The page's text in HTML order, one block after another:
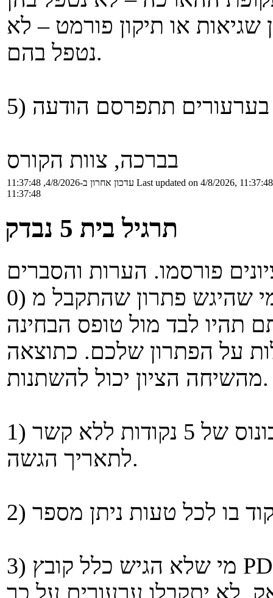
או תיקון פורמט – לא
נטפל בהם.
בברכה, צוות הקורס
עדכון אחרון ב-4/8/2026, 11:37:48 Last updated on 4/8/2026, 11:37:48
11:37:48
תרגיל בית 5 נבדק
על הפתרון שלכם. כתוצאה
מהשיחה הציון יכול להשתנות.
1) כל מי שהגיש/ה את ת''ב 5 - קיבל בונוס של 5 נקודות ללא קשר
לתאריך הגשה.
3) מי שלא הגיש כלל קובץ PDF – קיבל ציון 2 (שתיים, להבדיל